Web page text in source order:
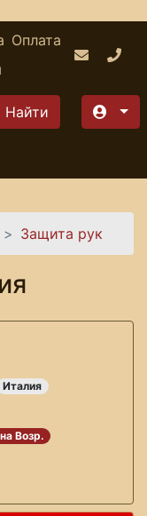
Оплата
Защита рук
Италия
Возр.